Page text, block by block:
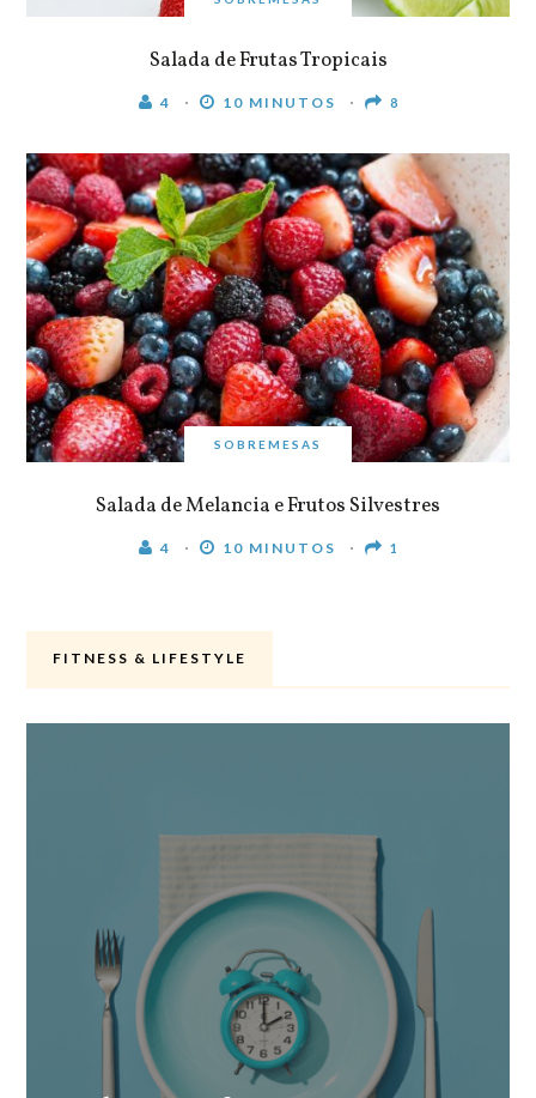
Salada de Frutas Tropicais
4 10 MINUTOS 8
SOBREMESAS
Salada de Melancia e Frutos Silvestres
4 10 MINUTOS 1
FITNESS & LIFESTYLE